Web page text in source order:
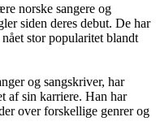
norske sangere og
siden deres debut. De har
stor popularitet blandt
og sangskriver, har
af sin karriere. Han har
over forskellige genrer og